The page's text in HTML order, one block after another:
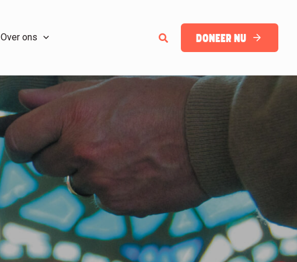
Over ons Zoeken Doneer nu